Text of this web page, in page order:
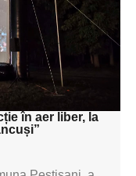
în aer liber, la